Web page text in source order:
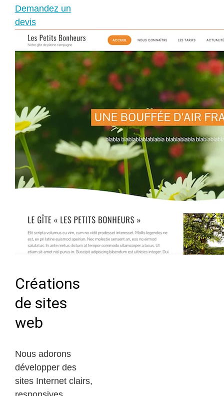
Demandez un
devis
Créations
de sites
web
Nous adorons
développer des
sites Internet clairs,